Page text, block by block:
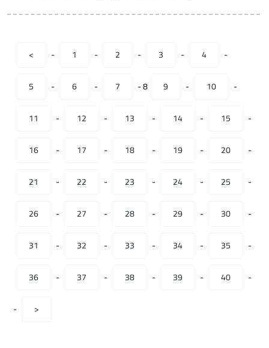
< - 1 - 2 - 3 - 4 -
5 - 6 - 7 -8 9 - 10 -
11 - 12 - 13 - 14 - 15 -
16 - 17 - 18 - 19 - 20 -
21 - 22 - 23 - 24 - 25 -
26 - 27 - 28 - 29 - 30 -
31 - 32 - 33 - 34 - 35 -
36 - 37 - 38 - 39 - 40 -
- >